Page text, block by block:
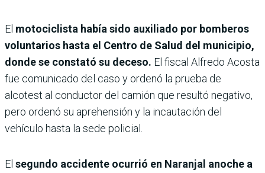
El motociclista había sido auxiliado por bomberos
voluntarios hasta el Centro de Salud del municipio,
donde se constató su deceso. El fiscal Alfredo Acosta
fue comunicado del caso y ordenó la prueba de
alcotest al conductor del camión que resultó negativo,
pero ordenó su aprehensión y la incautación del
vehículo hasta la sede policial.
El segundo accidente ocurrió en Naranjal anoche a